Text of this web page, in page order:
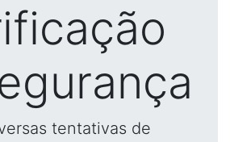
tentativas de